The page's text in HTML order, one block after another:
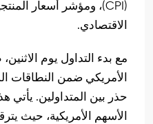
الاقتصادي.
مع بدء التداول يوم
الأمريكي ضمن النطاقات
حذر بين المتداولين. يأتي
الأسهم الأمريكية، حيث